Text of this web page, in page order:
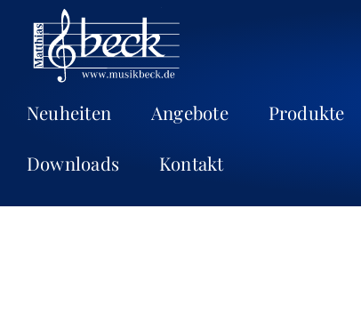
Neuheiten Angebote Produkte
Downloads Kontakt